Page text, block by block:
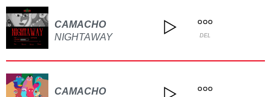
CAMACHO
NIGHTAWAY
DEL
CAMACHO